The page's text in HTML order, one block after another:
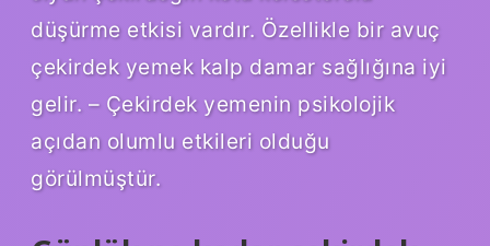
düşürme etkisi vardır. Özellikle bir avuç
çekirdek yemek kalp damar sağlığına iyi
gelir. – Çekirdek yemenin psikolojik
açıdan olumlu etkileri olduğu
görülmüştür.